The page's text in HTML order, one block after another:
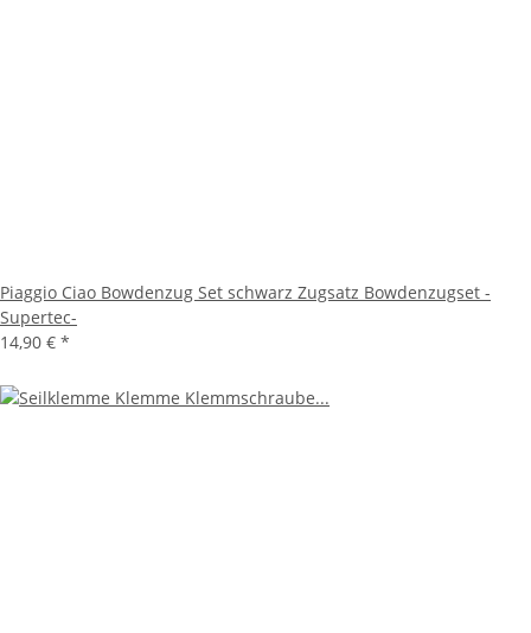
Piaggio Ciao Bowdenzug Set schwarz Zugsatz Bowdenzugset -
Supertec-
14,90 € *